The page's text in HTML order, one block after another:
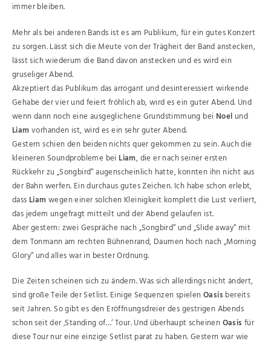
immer bleiben.
Mehr als bei anderen Bands ist es am Publikum, für ein gutes Konzert
zu sorgen. Lässt sich die Meute von der Trägheit der Band anstecken,
lässt sich wiederum die Band davon anstecken und es wird ein
gruseliger Abend.
Akzeptiert das Publikum das arrogant und desinteressiert wirkende
Gehabe der vier und feiert fröhlich ab, wird es ein guter Abend. Und
wenn dann noch eine ausgeglichene Grundstimmung bei Noel und
Liamvorhanden ist, wird es ein sehr guter Abend.
Gestern schien den beiden nichts quer gekommen zu sein. Auch die
kleineren Soundprobleme bei Liam, die er nach seiner ersten
Rückkehr zu „Songbird“ augenscheinlich hatte, konnten ihn nicht aus
der Bahn werfen. Ein durchaus gutes Zeichen. Ich habe schon erlebt,
dass Liamwegen einer solchen Kleinigkeit komplett die Lust verliert,
das jedem ungefragt mitteilt und der Abend gelaufen ist.
Aber gestern: zwei Gespräche nach „Songbird“ und „Slide away“ mit
dem Tonmann am rechten Bühnenrand, Daumen hoch nach „Morning
Glory“ und alles war in bester Ordnung.
Die Zeiten scheinen sich zu ändern. Was sich allerdings nicht ändert,
sind große Teile der Setlist. Einige Sequenzen spielenOasis bereits
seit Jahren. So gibt es den Eröffnungsdreier des gestrigen Abends
schon seit der ‚Standing of…‘ Tour. Und überhaupt scheinenOasis für
diese Tour nur eine einzige Setlist parat zu haben. Gestern war wie